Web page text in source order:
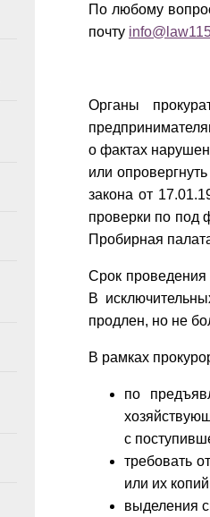
По любому
почту
Органы
о фактах
или
закона от
проверки по под
Пробирная
Срок проведения
В
продлен, но не
В рамках
по
с
требовать
или их
выделения